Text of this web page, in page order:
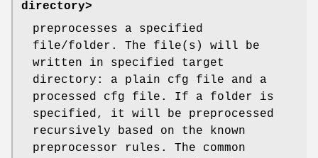
directory>
preprocesses a specified
file/folder. The file(s) will be
written in specified target
directory: a plain cfg file and a
processed cfg file. If a folder is
specified, it will be preprocessed
recursively based on the known
preprocessor rules. The common